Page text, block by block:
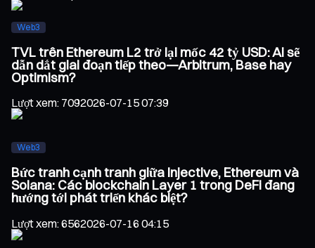
Web3
TVL trên Ethereum L2 trở lại mốc 42 tỷ USD: Ai sẽ
dẫn dắt giai đoạn tiếp theo—Arbitrum, Base hay
Optimism?
Lượt xem: 7092026-07-15 07:39
Web3
Bức tranh cạnh tranh giữa Injective, Ethereum và
Solana: Các blockchain Layer 1 trong DeFi đang
hướng tới phát triển khác biệt?
Lượt xem:6562026-07-16 04:15